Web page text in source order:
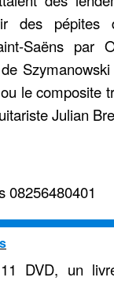
des pépites
Saëns par
de
le composite
Julian
08256480401
DVD, un